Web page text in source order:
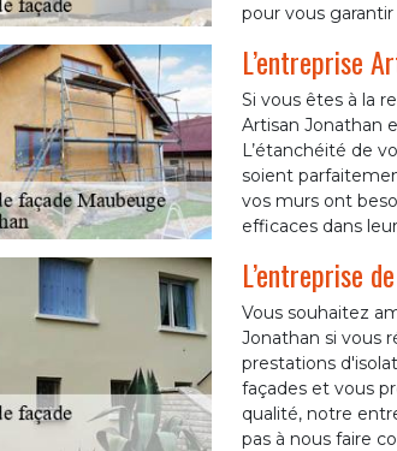
pour vous
L’entreprise
Si vous êtes à la
Artisan Jonathan
L’étanchéité de
soient
vos murs ont
efficaces dans
L’entreprise
Vous souhaitez
Jonathan si vous
prestations
façades et vous
qualité, notre
pas à nous faire